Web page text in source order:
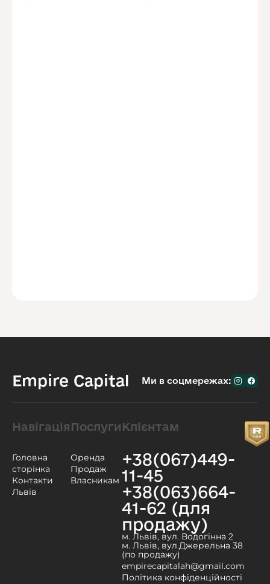
Empire Capital Ми в соцмережах:
Навігація
Головна
сторінка
Контакти
Львів
Послуги
Оренда
Продаж
Власникам
Клієнтам
+38(067)449-
11-45
+38(063)664-
41-62 (для
продажу)
м. Львів, вул. Водогінна 2
м. Львів, вул.Джерельна 38
(по продажу)
empirecapitalah@gmail.com
Політика конфіденційності